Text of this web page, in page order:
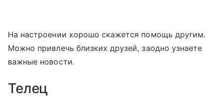
На настроении хорошо скажется помощь другим.
Можно привлечь близких друзей, заодно узнаете
важные новости.
Телец